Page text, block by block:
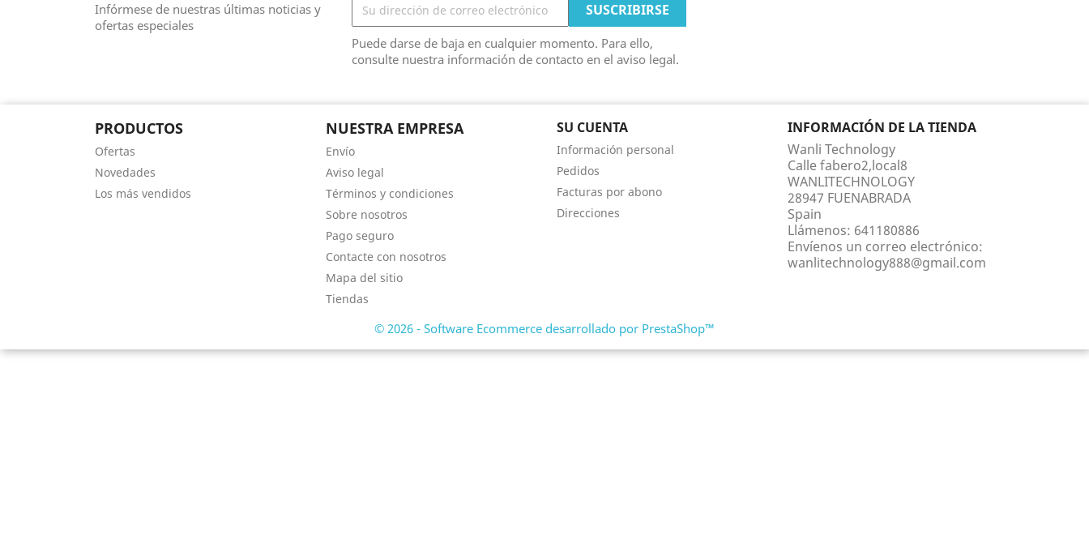
Infórmese de nuestras últimas noticias y
ofertas especiales
Puede darse de baja en cualquier momento. Para ello,
consulte nuestra información de contacto en el aviso legal.
PRODUCTOS
Ofertas
Novedades
Los más vendidos
NUESTRA EMPRESA
Envío
Aviso legal
Términos y condiciones
Sobre nosotros
Pago seguro
Contacte con nosotros
Mapa del sitio
Tiendas
SU CUENTA
Información personal
Pedidos
Facturas por abono
Direcciones
INFORMACIÓN DE LA TIENDA
Wanli Technology
Calle fabero2,local8
WANLITECHNOLOGY
28947 FUENABRADA
Spain
Llámenos: 641180886
Envíenos un correo electrónico:
wanlitechnology888@gmail.com
© 2026 - Software Ecommerce desarrollado por PrestaShop™